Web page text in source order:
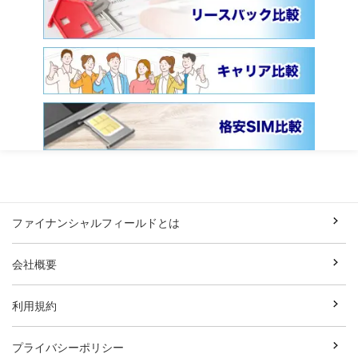
ファイナンシャルフィールドとは
会社概要
利用規約
プライバシーポリシー